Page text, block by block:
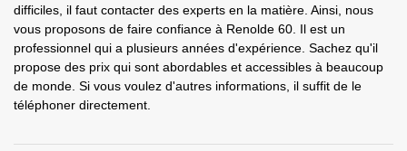
difficiles, il faut contacter des experts en la matière. Ainsi, nous
vous proposons de faire confiance à Renolde 60. Il est un
professionnel qui a plusieurs années d'expérience. Sachez qu'il
propose des prix qui sont abordables et accessibles à beaucoup
de monde. Si vous voulez d'autres informations, il suffit de le
téléphoner directement.